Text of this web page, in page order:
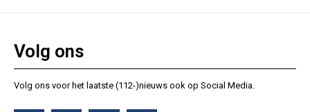
Volg ons
Volg ons voor het laatste (112-)nieuws ook op Social Media.